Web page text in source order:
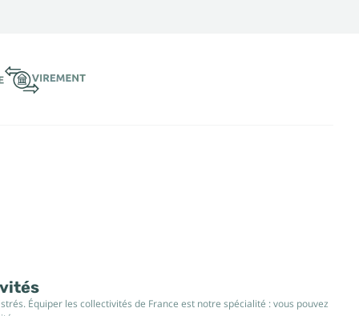
Équiper les collectivités de France est notre spécialité : vous pouvez